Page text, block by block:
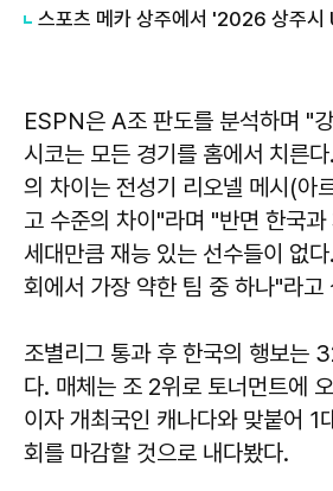
ESPN은 A조 판도를 분석하며 "
시코는 모든 경기를 홈에서 치른
의 차이는 전성기 리오넬 메시(아
고 수준의 차이"라며 "반면 한국
세대만큼 재능 있는 선수들이 없
회에서 가장 약한 팀 중 하나"라고
조별리그 통과 후 한국의 행보는
다. 매체는 조 2위로 토너먼트에
이자 개최국인 캐나다와 맞붙어 1
회를 마감할 것으로 내다봤다.